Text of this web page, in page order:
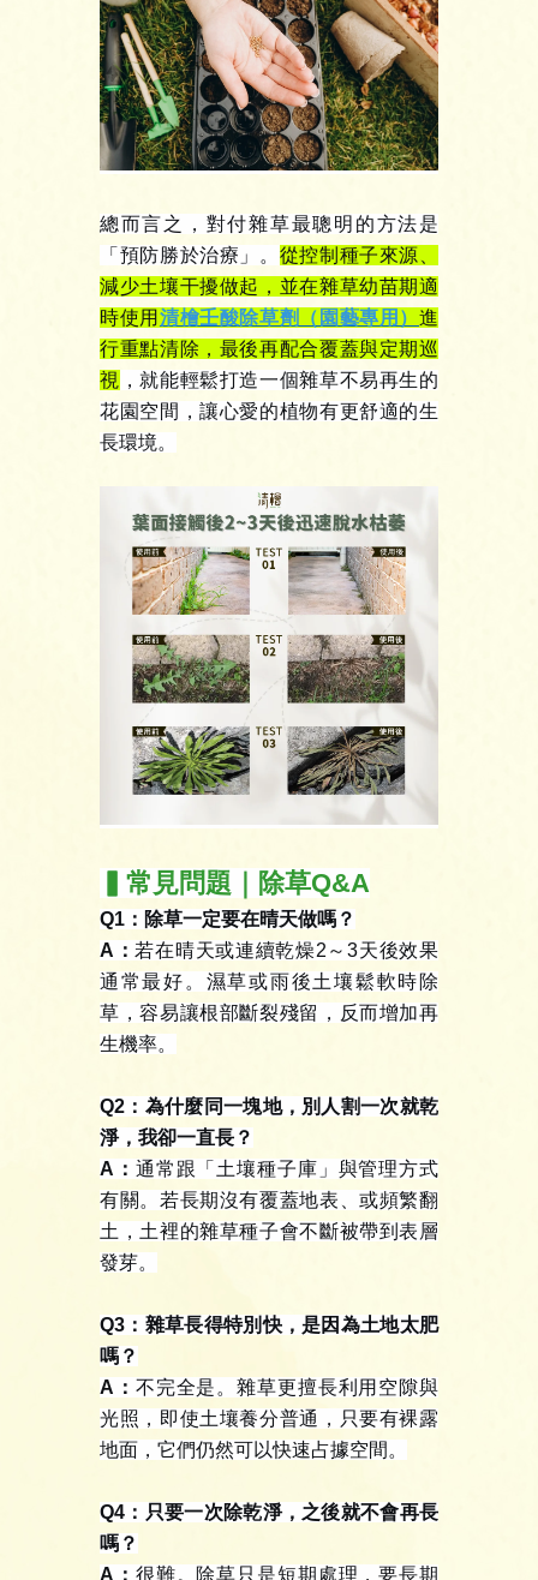
總而言之，對付雜草最聰明的方法是
「預防勝於治療」。 從控制種子來源、
減少土壤干擾做起，並在雜草幼苗期適
時使用 清檜壬酸除草劑（園藝專用） 進
行重點清除，最後再配合覆蓋與定期巡
視 ，就能輕鬆打造一個雜草不易再生的
花園空間，讓心愛的植物有更舒適的生
長環境。
▍常見問題｜除草Q&A
Q1 ：除草一定要在晴天做嗎？
A ：若在晴天或連續乾燥2 ～3天後效果
通常最好。濕草或雨後土壤鬆軟時除
草，容易讓根部斷裂殘留，反而增加再
生機率。
Q2 ：為什麼同一塊地，別人割一次就乾
淨，我卻一直長？
A ： 通常跟「土壤種子庫」與管理方式
有關。若長期沒有覆蓋地表、或頻繁翻
土，土裡的雜草種子會不斷被帶到表層
發芽。
Q3 ：雜草長得特別快，是因為土地太肥
嗎？
A ： 不完全是。雜草更擅長利用空隙與
光照，即使土壤養分普通，只要有裸露
地面，它們仍然可以快速占據空間。
Q4 ：只要一次除乾淨，之後就不會再長
嗎？
A ： 很難。除草只是短期處理，要長期